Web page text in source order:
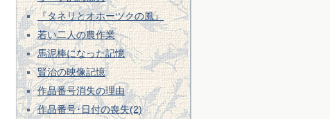
『タネリとオホーツクの風』
若い二人の農作業
馬泥棒になった記憶
賢治の映像記憶
作品番号消失の理由
作品番号･日付の喪失(2)